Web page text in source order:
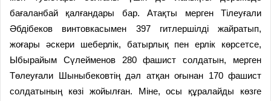
бағаланбай қалғандары бар. Атақты мерген Тілеуғали
Әбдібеков винтовкасымен 397 гитлершілді жайратып,
жоғары әскери шеберлік, батырлық пен ерлік көрсетсе,
Ыбырайым Сүлейменов 280 фашист солдатын, мерген
Төлеуғали Шыныбековтің дәл атқан оғынан 170 фашист
солдатының көзі жойылған. Міне, осы құралайды көзге